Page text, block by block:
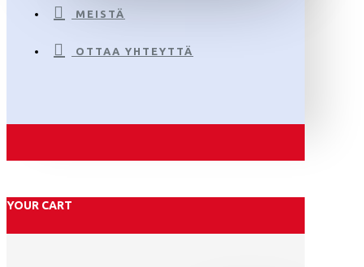
MEISTÄ
OTTAA YHTEYTTÄ
YOUR CART